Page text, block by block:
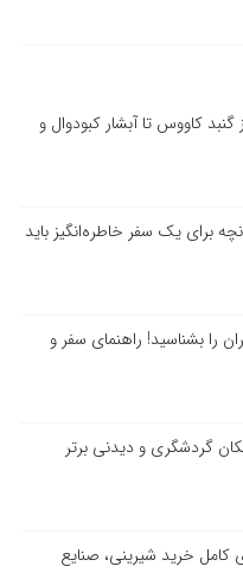
گنبد کاووس تا آبشار کبودوال و
برای یک سفر خاطره‌انگیز باید
را بشناسید! راهنمای سفر و
کامل خرید شیرینی، صنایع